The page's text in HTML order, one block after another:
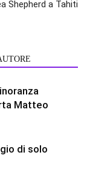
Shepherd a Tahiti
Matteo
di solo